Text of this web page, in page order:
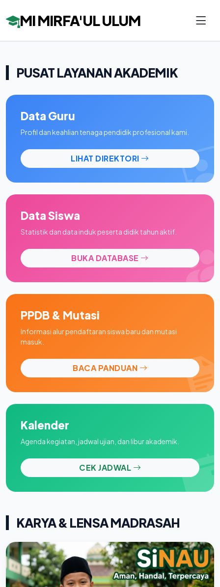
MI MIRFA'UL ULUM
PUSAT LAYANAN AKADEMIK
Data Guru
Profil dan keahlian tenaga pendidik profesional kami.
LIHAT DIREKTORI
Data Siswa
Statistik dan data induk peserta didik tahun aktif.
BUKA DATABASE
PPDB & Mutasi
Informasi alur pendaftaran siswa baru dan mutasi
masuk.
BACA PANDUAN
Kalender
Agenda kegiatan, jadwal ujian, dan libur akademik.
CEK JADWAL
KARYA & LENSA MADRASAH